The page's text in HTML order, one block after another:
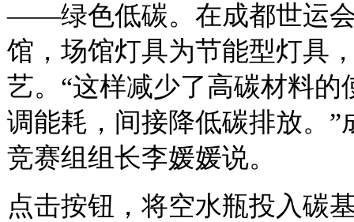
——绿色低碳。在成都世运
馆，场馆灯具为节能型灯具
艺。“这样减少了高碳材料
调能耗，间接降低碳排放。
竞赛组组长李媛媛说。
点击按钮，将空水瓶投入碳